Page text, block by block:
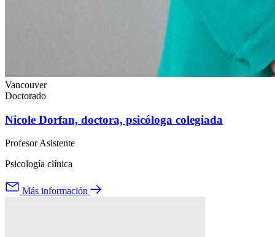
Vancouver
Doctorado
Nicole Dorfan, doctora, psicóloga colegiada
Profesor Asistente
Psicología clínica
Más información